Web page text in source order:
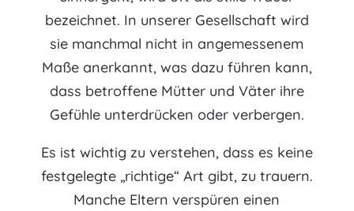
bezeichnet. In unserer Gesellschaft wird
sie manchmal nicht in angemessenem
Maße anerkannt, was dazu führen kann,
dass betroffene Mütter und Väter ihre
Gefühle unterdrücken oder verbergen.
Es ist wichtig zu verstehen, dass es keine
festgelegte „richtige“ Art gibt, zu trauern.
Manche Eltern verspüren einen